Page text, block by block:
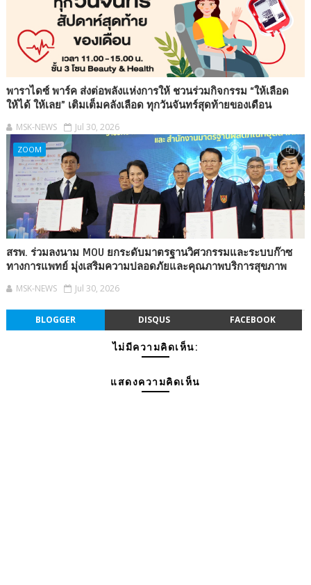
พาราไดซ์ พาร์ค ส่งต่อพลังแห่งการให้ ชวนร่วมกิจกรรม “ให้เลือด
ให้ได้ ให้เลย” เติมเต็มคลังเลือด ทุกวันจันทร์สุดท้ายของเดือน
MSK-NEWS Jul 30, 2026
ZOOM
สรพ. ร่วมลงนาม MOU ยกระดับมาตรฐานวิศวกรรมและระบบก๊าซ
ทางการแพทย์ มุ่งเสริมความปลอดภัยและคุณภาพบริการสุขภาพ
MSK-NEWS Jul 30, 2026
BLOGGER DISQUS FACEBOOK
ไม่มีความคิดเห็น:
แสดงความคิดเห็น